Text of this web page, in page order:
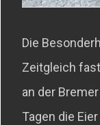
Die
Zeitgleich
an der
Tagen die